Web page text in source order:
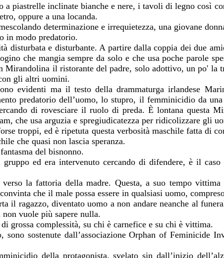
a piastrelle inclinate bianche e nere, i tavoli di legno così
oppure a una locanda.
determinazione e irrequietezza, una giovane
in modo predatorio.
disturbata e disturbante. A partire dalla coppia dei due
che mangia sempre da solo e che usa poche parole
Mirandolina il ristorante del padre, solo adottivo, un po' la
gli altri uomini.
evidenti ma il testo della drammaturga irlandese
predatorio dell’uomo, lo stupro, il femminicidio da
di rovesciare il ruolo di preda. È lontana questa
che usa arguzia e spregiudicatezza per ridicolizzare gli
troppi, ed è ripetuta questa verbosità maschile fatta di
che quasi non lascia speranza.
del bisnonno.
ed era intervenuto cercando di difendere, è il
verso la fattoria della madre. Questa, a suo tempo
che il male possa essere in qualsiasi uomo,
il ragazzo, diventato uomo a non andare neanche al
vuole più sapere nulla.
grossa complessità, su chi è carnefice e su chi è vittima.
sostenute dall’associazione Orphan of Feminicide
della protagonista, svelato sin dall’inizio